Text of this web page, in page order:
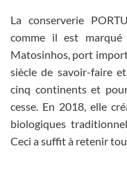
La conserverie
comme il est
Matosinhos, port
siècle de savoir-faire
cinq continents et
cesse. En 2018, elle
biologiques
Ceci a suffit à retenir